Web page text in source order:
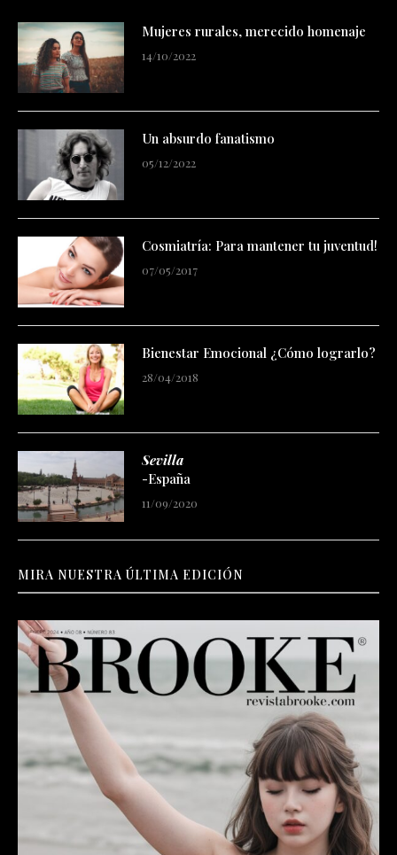
Mujeres rurales, merecido homenaje
14/10/2022
Un absurdo fanatismo
05/12/2022
Cosmiatría: Para mantener tu juventud!
07/05/2017
Bienestar Emocional ¿Cómo lograrlo?
28/04/2018
Sevilla
-España
11/09/2020
MIRA NUESTRA ÚLTIMA EDICIÓN